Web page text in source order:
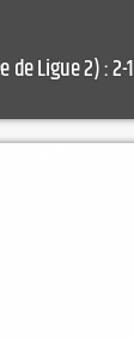
de Ligue 2) : 2-1